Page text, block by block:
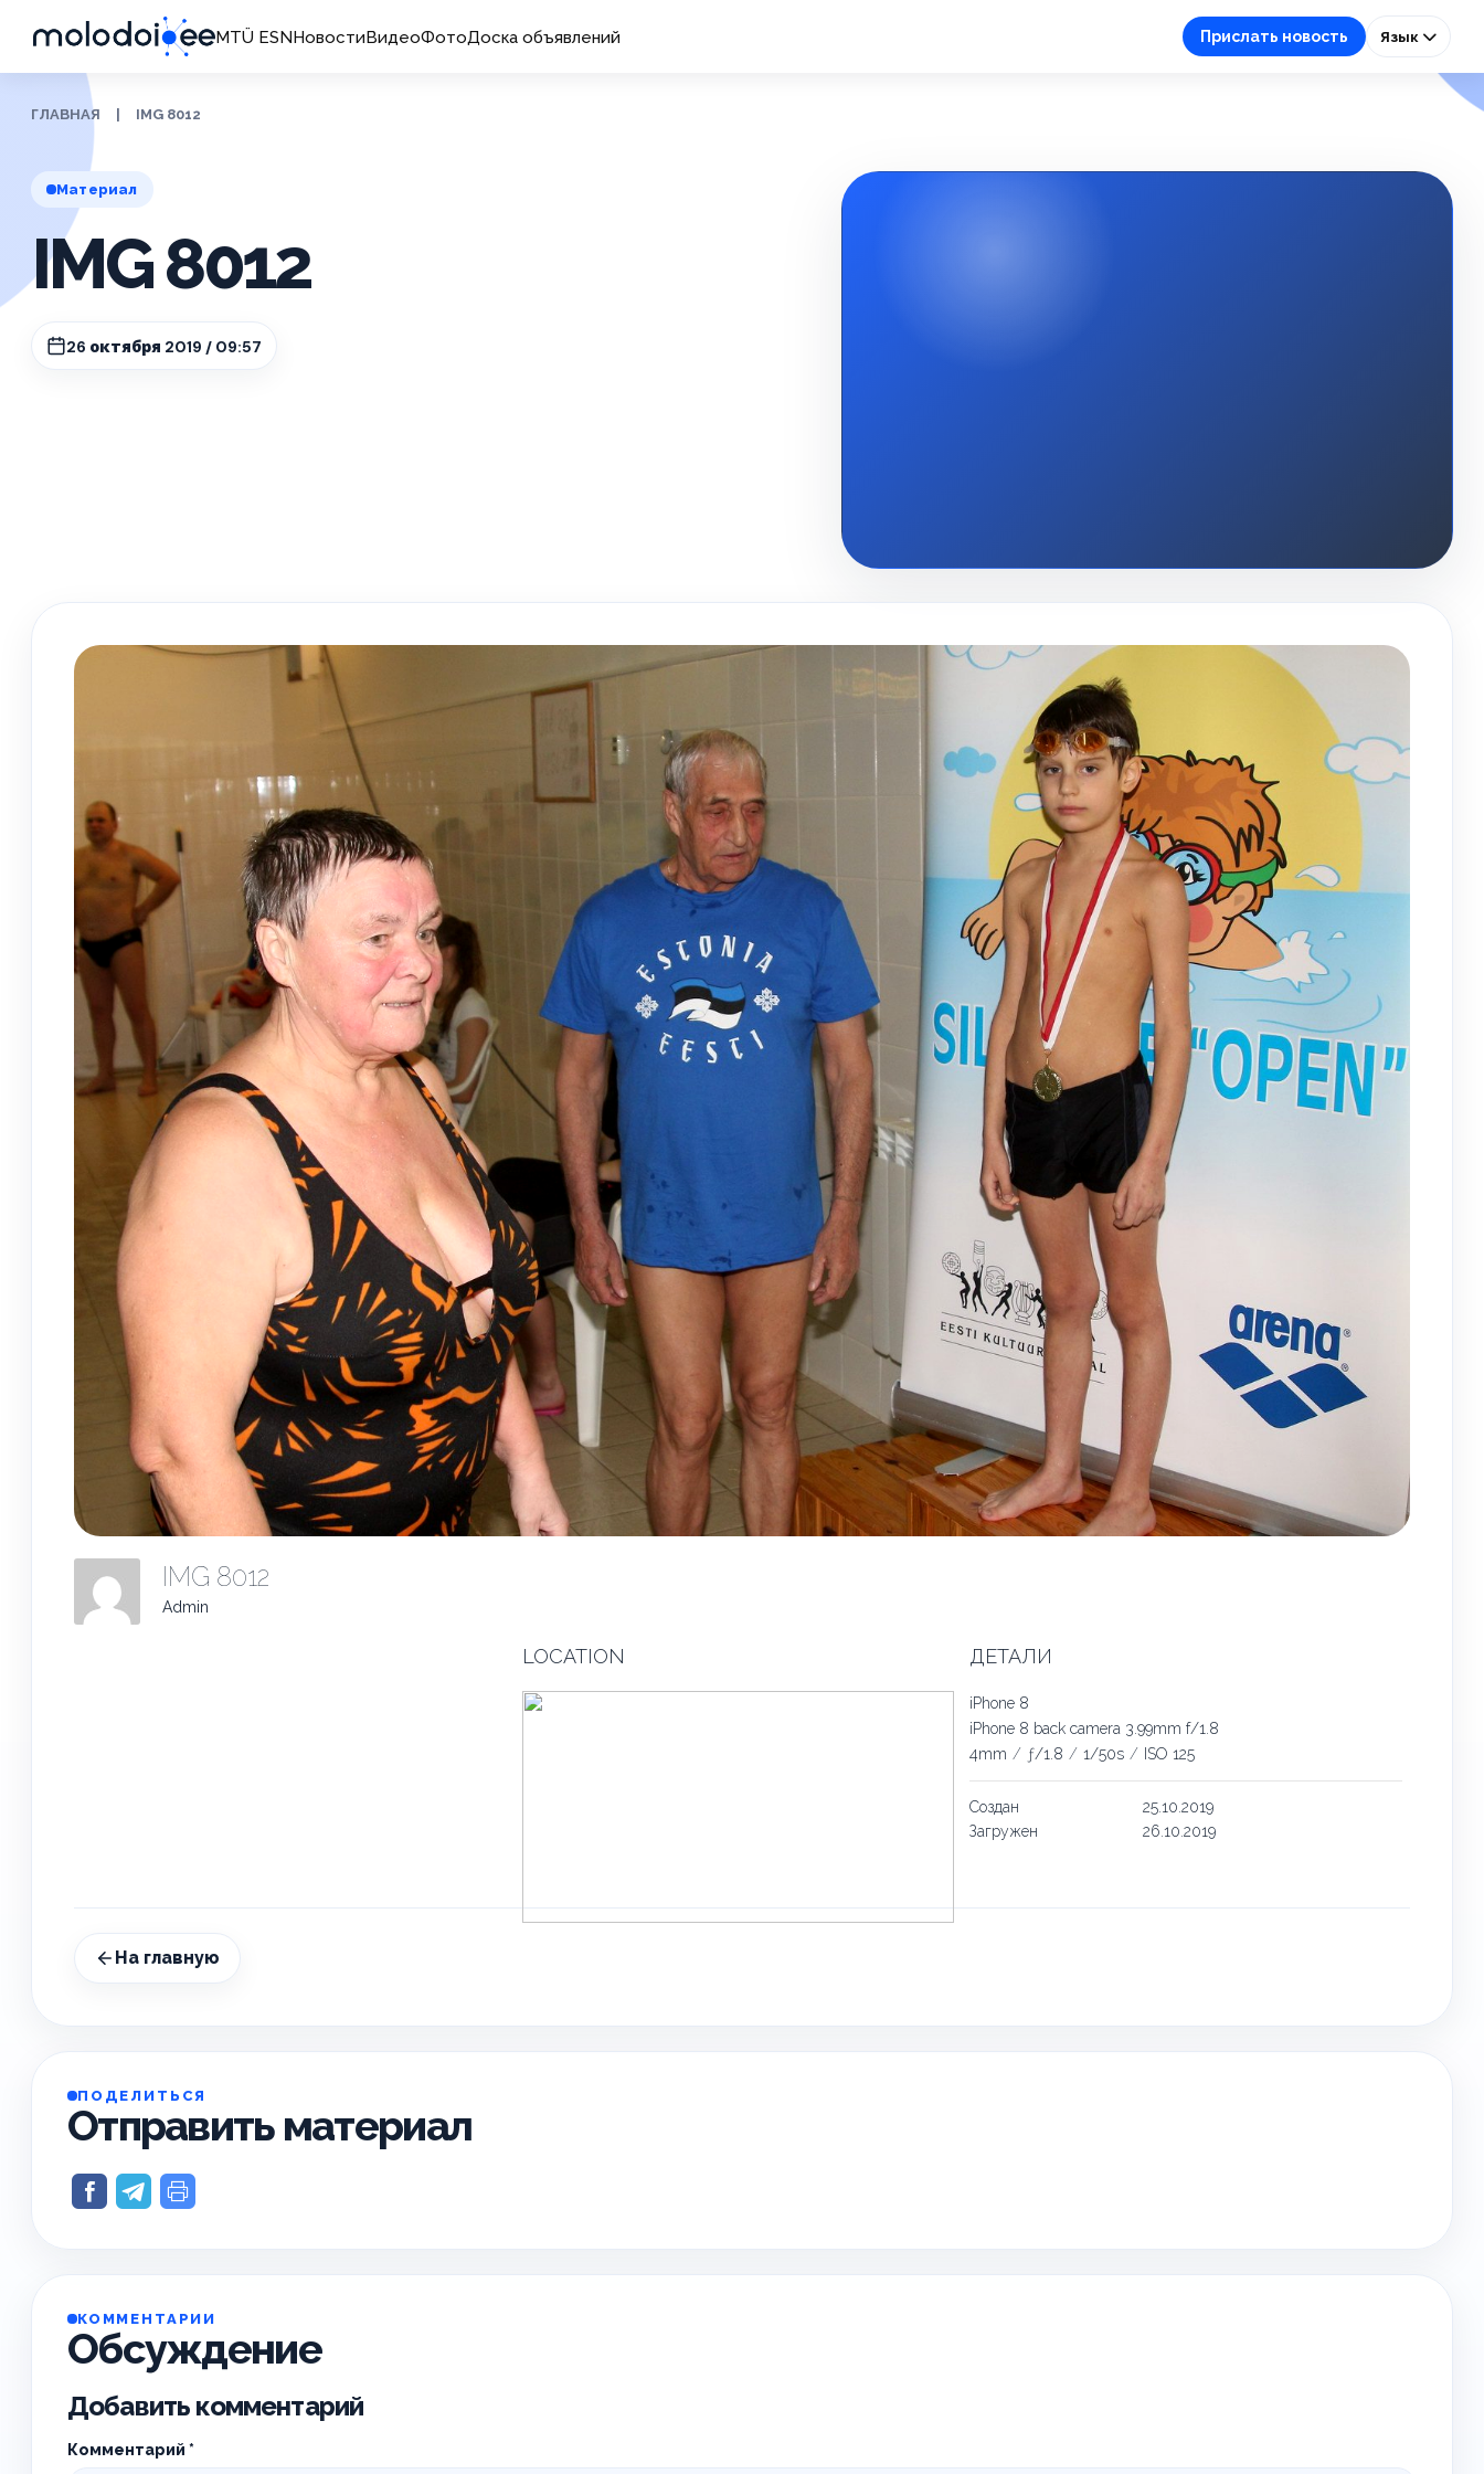
MTÜ ESNНовостиВидеоФотоДоска объявлений Прислать новость Язык
ГЛАВНАЯ IMG 8012
Материал
IMG 8012
26 октября 2019 / 09:57
IMG 8012
Admin
LOCATION ДЕТАЛИ
iPhone 8
iPhone 8 back camera 3.99mm f/1.8
4mm / ƒ/1.8 / 1/50s / ISO 125
Создан
25.10.2019
Загружен
26.10.2019
На главную
ПОДЕЛИТЬСЯ
Отправить материал
КОММЕНТАРИИ
Обсуждение
Добавить комментарий
Комментарий *